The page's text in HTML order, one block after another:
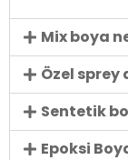
Mix boya
Özel
Sentetik
Epoksi